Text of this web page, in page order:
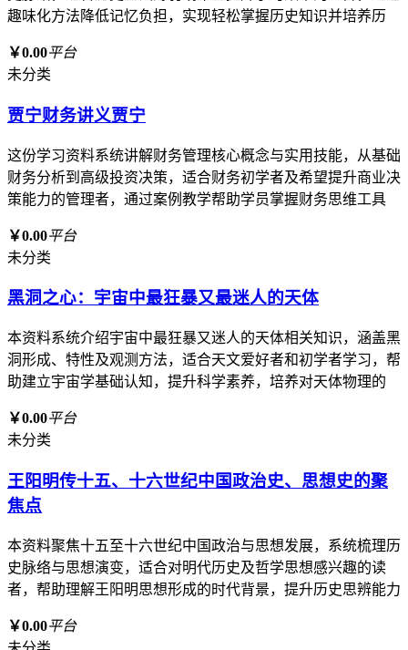
趣味化方法降低记忆负担，实现轻松掌握历史知识并培养历
￥0.00平台
未分类
贾宁财务讲义贾宁
这份学习资料系统讲解财务管理核心概念与实用技能，从基础
财务分析到高级投资决策，适合财务初学者及希望提升商业决
策能力的管理者，通过案例教学帮助学员掌握财务思维工具
￥0.00平台
未分类
黑洞之心：宇宙中最狂暴又最迷人的天体
本资料系统介绍宇宙中最狂暴又迷人的天体相关知识，涵盖黑
洞形成、特性及观测方法，适合天文爱好者和初学者学习，帮
助建立宇宙学基础认知，提升科学素养，培养对天体物理的
￥0.00平台
未分类
王阳明传十五、十六世纪中国政治史、思想史的聚
焦点
本资料聚焦十五至十六世纪中国政治与思想发展，系统梳理历
史脉络与思想演变，适合对明代历史及哲学思想感兴趣的读
者，帮助理解王阳明思想形成的时代背景，提升历史思辨能力
￥0.00平台